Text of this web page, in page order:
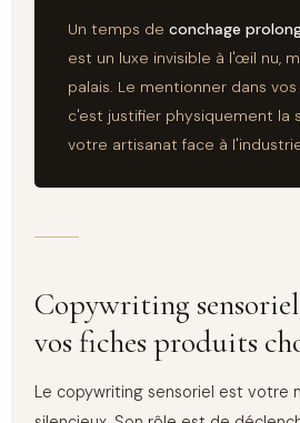
Un temps de conchage
est un luxe invisible à l'œil nu,
palais. Le mentionner dans
c'est justifier physiquement la
votre artisanat face à
Copywriting
vos fiches produits
Le copywriting sensoriel est votre